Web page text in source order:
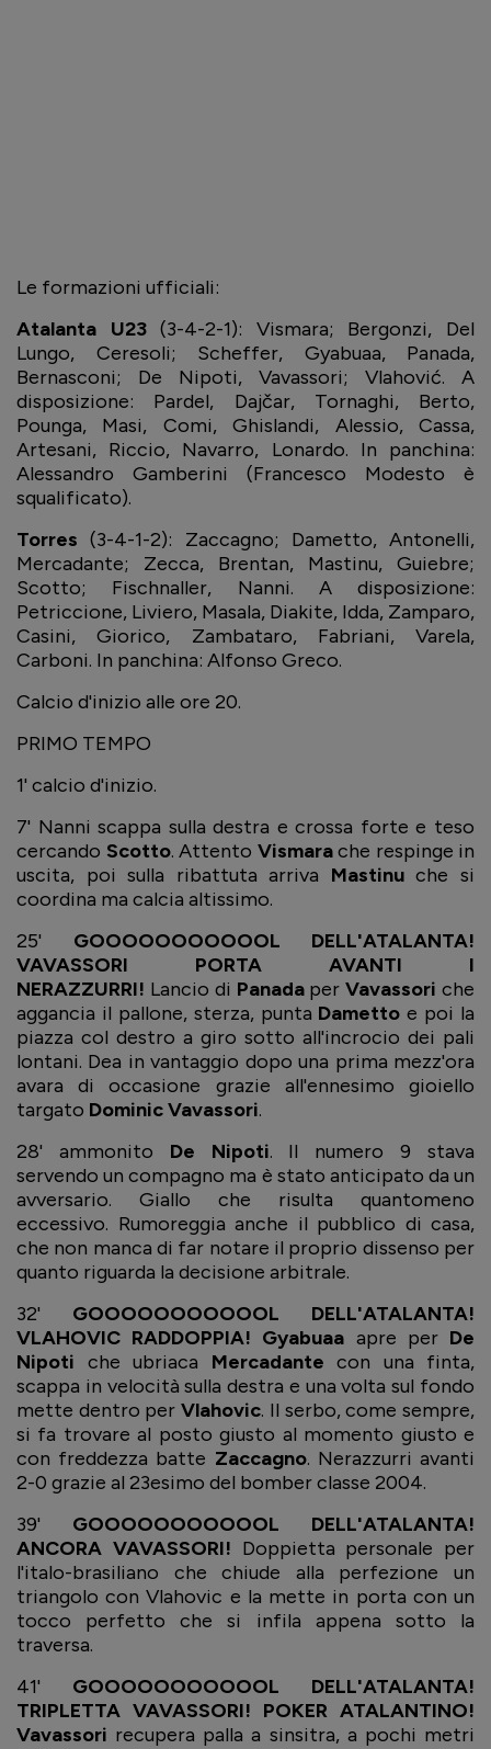
Le formazioni ufficiali:
Atalanta U23(3-4-2-1): Vismara; Bergonzi, Del
Lungo, Ceresoli; Scheffer, Gyabuaa, Panada,
Bernasconi; De Nipoti, Vavassori; Vlahović. A
disposizione: Pardel, Dajčar, Tornaghi, Berto,
Pounga, Masi, Comi, Ghislandi, Alessio, Cassa,
Artesani, Riccio, Navarro, Lonardo. In panchina:
Alessandro Gamberini (Francesco Modesto è
squalificato).
Torres(3-4-1-2): Zaccagno; Dametto, Antonelli,
Mercadante; Zecca, Brentan, Mastinu, Guiebre;
Scotto; Fischnaller, Nanni. A disposizione:
Petriccione, Liviero, Masala, Diakite, Idda, Zamparo,
Casini, Giorico, Zambataro, Fabriani, Varela,
Carboni. In panchina: Alfonso Greco.
Calcio d'inizio alle ore 20.
PRIMO TEMPO
1' calcio d'inizio.
7' Nanni scappa sulla destra e crossa forte e teso
cercando Scotto. Attento Vismarache respinge in
uscita, poi sulla ribattuta arriva Mastinuche si
coordina ma calcia altissimo.
25' GOOOOOOOOOOOL DELL'ATALANTA!
VAVASSORI PORTA AVANTI I
NERAZZURRI! Lancio di PanadaperVavassori che
aggancia il pallone, sterza, punta Dametto e poi la
piazza col destro a giro sotto all'incrocio dei pali
lontani. Dea in vantaggio dopo una prima mezz'ora
avara di occasione grazie all'ennesimo gioiello
targato Dominic Vavassori.
28' ammonito De Nipoti. Il numero 9 stava
servendo un compagno ma è stato anticipato da un
avversario. Giallo che risulta quantomeno
eccessivo. Rumoreggia anche il pubblico di casa,
che non manca di far notare il proprio dissenso per
quanto riguarda la decisione arbitrale.
32' GOOOOOOOOOOOL DELL'ATALANTA!
VLAHOVIC RADDOPPIA! Gyabuaa apre per De
Nipoti che ubriaca Mercadante con una finta,
scappa in velocità sulla destra e una volta sul fondo
mette dentro perVlahovic. Il serbo, come sempre,
si fa trovare al posto giusto al momento giusto e
con freddezza batte Zaccagno. Nerazzurri avanti
2-0 grazie al 23esimo del bomber classe 2004.
39' GOOOOOOOOOOOL DELL'ATALANTA!
ANCORA VAVASSORI! Doppietta personale per
l'italo-brasiliano che chiude alla perfezione un
triangolo con Vlahovic e la mette in porta con un
tocco perfetto che si infila appena sotto la
traversa.
41' GOOOOOOOOOOOL DELL'ATALANTA!
TRIPLETTA VAVASSORI! POKER ATALANTINO!
Vavassori recupera palla a sinsitra, a pochi metri